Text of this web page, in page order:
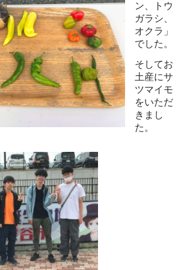
ン、トウ
ガラシ、
オクラ」
でした。
そしてお
土産にサ
ツマイモ
をいただ
きまし
た。